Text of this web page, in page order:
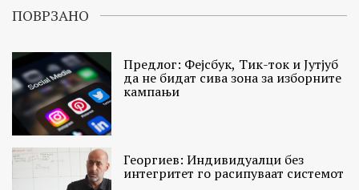
ПОВРЗАНО
Предлог: Фејсбук, Тик-ток и Јутјуб
да не бидат сива зона за изборните
кампањи
Георгиев: Индивидуалци без
интегритет го расипуваат системот